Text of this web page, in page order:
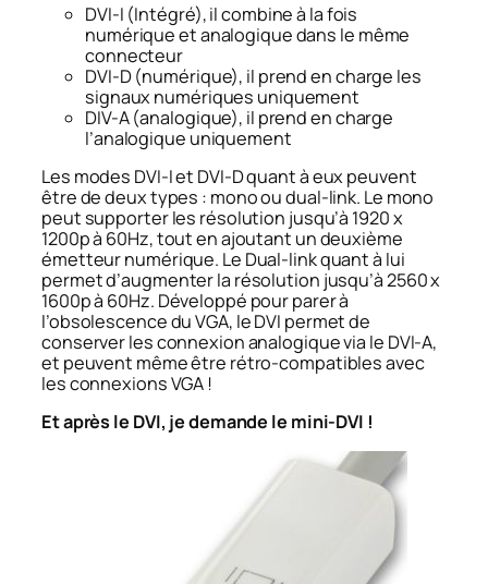
DVI-I (Intégré), il combine à la fois
numérique et analogique dans le même
connecteur
DVI-D (numérique), il prend en charge les
signaux numériques uniquement
DIV-A (analogique), il prend en charge
l’analogique uniquement
Les modes DVI-I et DVI-D quant à eux peuvent
être de deux types : mono ou dual-link. Le mono
peut supporter les résolution jusqu’à 1920 x
1200p à 60Hz, tout en ajoutant un deuxième
émetteur numérique. Le Dual-link quant à lui
permet d’augmenter la résolution jusqu’à 2560 x
1600p à 60Hz. Développé pour parer à
l’obsolescence du VGA, le DVI permet de
conserver les connexion analogique via le DVI-A,
et peuvent même être rétro-compatibles avec
les connexions VGA !
Et après le DVI, je demande le mini-DVI !